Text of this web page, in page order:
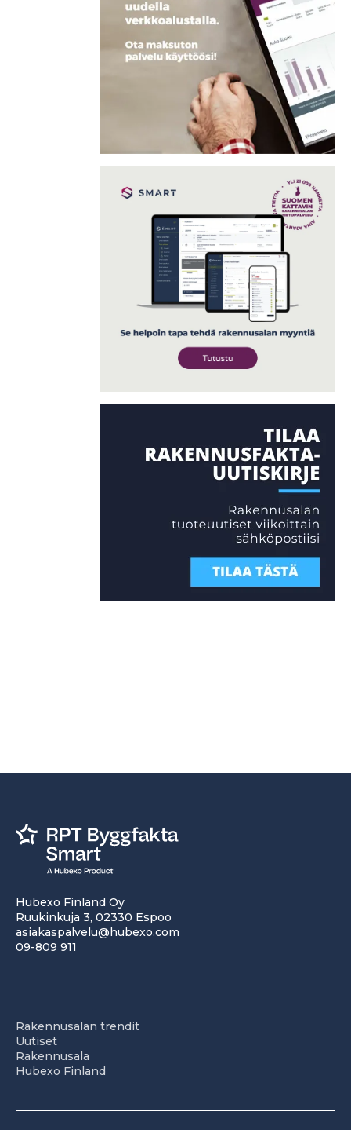
Hubexo Finland Oy
Ruukinkuja 3, 02330 Espoo
asiakaspalvelu@hubexo.com
09-809 911
Rakennusalan trendit
Uutiset
Rakennusala
Hubexo Finland